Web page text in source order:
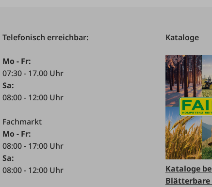
Telefonisch erreichbar:
Mo - Fr:
07:30 - 17.00 Uhr
Sa:
08:00 - 12:00 Uhr
Fachmarkt
Mo - Fr:
08:00 - 17:00 Uhr
Sa:
08:00 - 12:00 Uhr
Kataloge
Kataloge
Blätterbare